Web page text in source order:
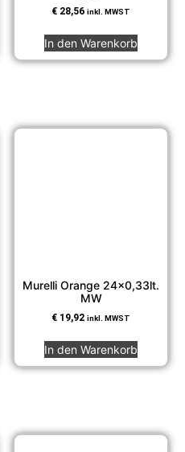
€ 28,56 inkl. MWST
In den Warenkorb
Murelli Orange 24×0,33lt.
MW
€ 19,92 inkl. MWST
In den Warenkorb